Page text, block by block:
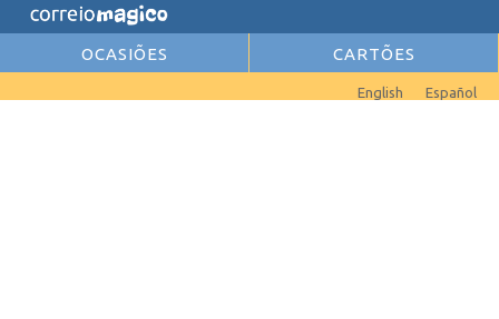
OCASIÕES CARTÕES
Español
English